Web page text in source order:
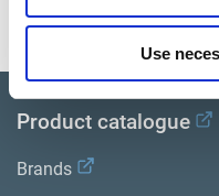
Use
Bibliothèque de
Product catalogue
Brands